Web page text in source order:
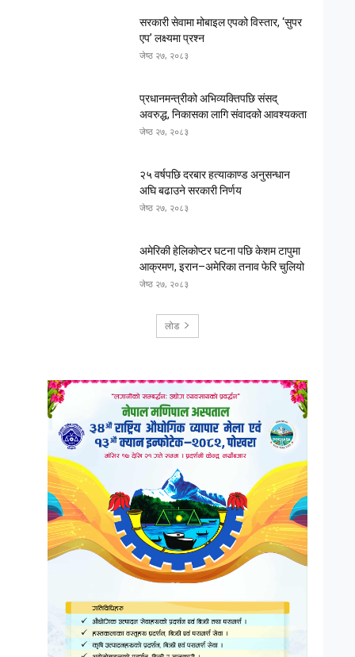
सरकारी सेवामा मोबाइल एपको विस्तार, ‘सुपर
एप’ लक्ष्यमा प्रश्न
जेष्ठ २७, २०८३
प्रधानमन्त्रीको अभिव्यक्तिपछि संसद्
अवरुद्ध, निकासका लागि संवादको आवश्यकता
जेष्ठ २७, २०८३
२५ वर्षपछि दरबार हत्याकाण्ड अनुसन्धान
अघि बढाउने सरकारी निर्णय
जेष्ठ २७, २०८३
अमेरिकी हेलिकोप्टर घटना पछि केशम टापुमा
आक्रमण, इरान–अमेरिका तनाव फेरि चुलियो
जेष्ठ २७, २०८३
लोड